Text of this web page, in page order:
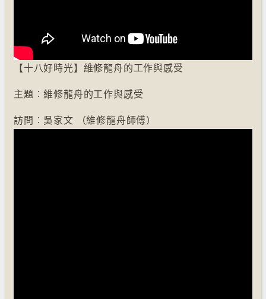
【十八好時光】維修龍舟的工作與感受
主題︰維修龍舟的工作與感受
訪問︰吳家文 （維修龍舟師傅）